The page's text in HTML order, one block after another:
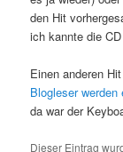
den Hit
ich kannte die
Einen anderen
Blogleser
da war der
Dieser Eintrag